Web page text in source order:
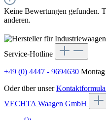
Keine Bewertungen gefunden.
anderen.
Service-Hotline
+49 (0) 4447 - 9694630
Oder über unser
VECHTA Waagen GmbH